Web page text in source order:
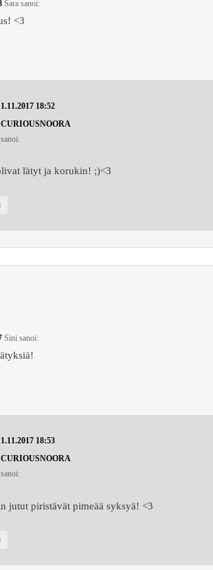
Sara sanoi:
<3
1.11.2017 18:52
CURIOUSNOORA
sanoi:
lätyt ja korukin! ;)<3
Sini sanoi:
1.11.2017 18:53
CURIOUSNOORA
sanoi:
jutut piristävät pimeää syksyä! <3